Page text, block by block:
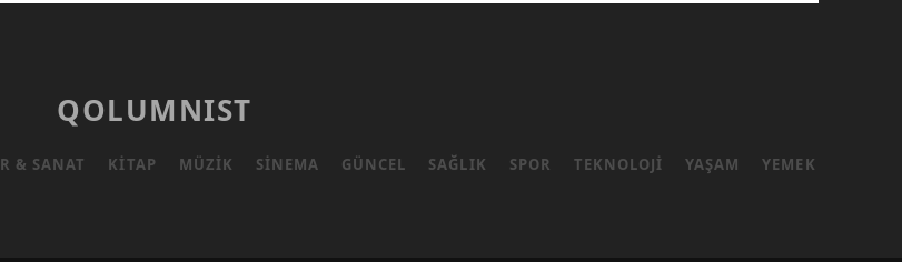
QOLUMNIST
& SANAT KITAP MÜZIK SINEMA GÜNCEL SAĞLIK SPOR TEKNOLOJI YAŞAM YEMEK